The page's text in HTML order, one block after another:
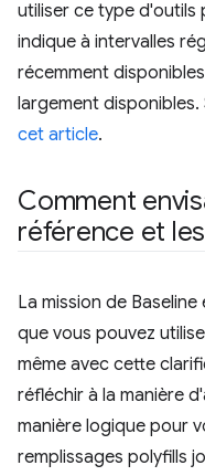
utiliser ce type d'outils
indique à intervalles
récemment
largement disponibles.
cet article.
Comment
référence et
La mission de
que vous pouvez
même avec cette
réfléchir à la manière
manière logique pour
remplissages polyfills